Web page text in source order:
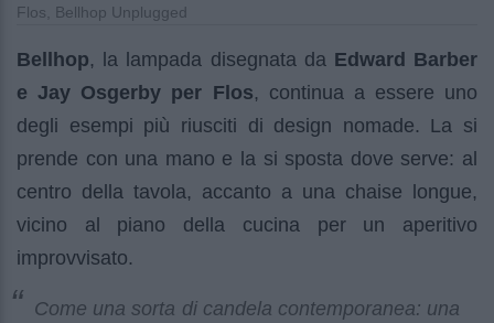
Flos, Bellhop Unplugged
Bellhop, la lampada disegnata da Edward Barber
e Jay Osgerby per Flos, continua a essere uno
degli esempi più riusciti di design nomade. La si
prende con una mano e la si sposta dove serve: al
centro della tavola, accanto a una chaise longue,
vicino al piano della cucina per un aperitivo
improvvisato.
Come una sorta di candela contemporanea: una